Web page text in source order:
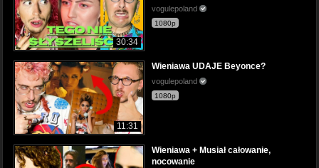
30:34
vogulepoland
1080p
11:31
Wieniawa UDAJE Beyonce?
vogulepoland
1080p
Wieniawa + Musiał całowanie,
nocowanie